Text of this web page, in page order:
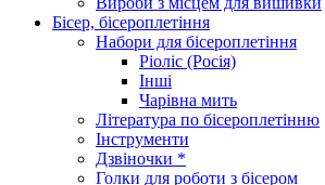
Бісер, бісероплетіння
Набори для бісероплетіння
Ріоліс (Росія)
Інші
Чарівна мить
Література по бісероплетінню
Інструменти
Дзвіночки *
Голки для роботи з бісером